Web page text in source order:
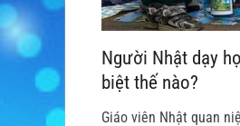
Người Nhật dạy
biệt thế nào?
Giáo viên Nhật quan